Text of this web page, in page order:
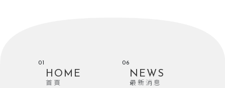
01
HOME
首頁
06
NEWS
最新消息